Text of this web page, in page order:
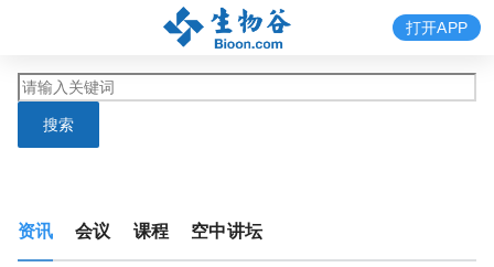
搜索
打开APP
资讯 会议 课程 空中讲坛